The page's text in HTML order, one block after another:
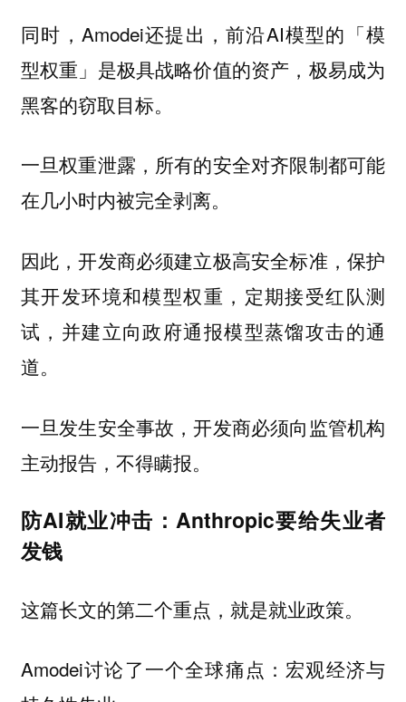
同时，Amodei还提出，前沿AI模型的「模
型权重」是极具战略价值的资产，极易成为
黑客的窃取目标。
一旦权重泄露，所有的安全对齐限制都可能
在几小时内被完全剥离。
因此，开发商必须建立极高安全标准，保护
其开发环境和模型权重，定期接受红队测
试，并建立向政府通报模型蒸馏攻击的通
道。
一旦发生安全事故，开发商必须向监管机构
主动报告，不得瞒报。
防AI就业冲击：Anthropic要给失业者
发钱
这篇长文的第二个重点，就是就业政策。
Amodei讨论了一个全球痛点：宏观经济与